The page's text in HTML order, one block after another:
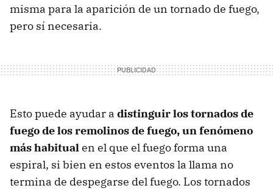
misma para la aparición de un tornado de fuego,
pero sí necesaria.
Esto puede ayudar a distinguir los tornados de
fuego de los remolinos de fuego, un fenómeno
más habitualen el que el fuego forma una
espiral, si bien en estos eventos la llama no
termina de despegarse del fuego. Los tornados